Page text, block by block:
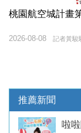
桃園航空城計畫
記者黃駿
2026-08-08
推薦新聞
啦